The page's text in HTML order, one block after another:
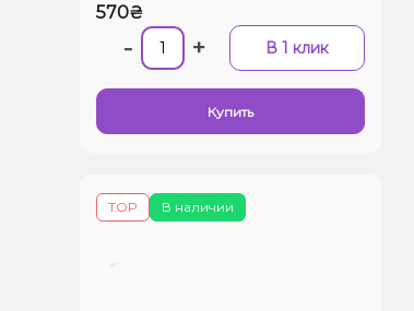
570₴
- + В 1 клик
Купить
В наличии
TOP